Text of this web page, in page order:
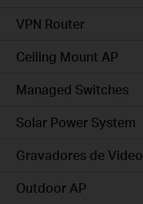
VPN Router
Ceiling Mount AP
Managed Switches
Solar Power System
Gravadores de Video
Outdoor AP